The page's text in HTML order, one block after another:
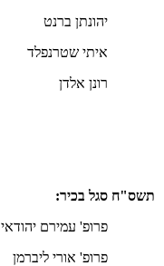
יהונתן ברנט
איתי שטרנפלד
רונן אלדן
תשס"ח סגל בכיר:
פרופ' עמירם יהודאי
פרופ' אורי ליברמן